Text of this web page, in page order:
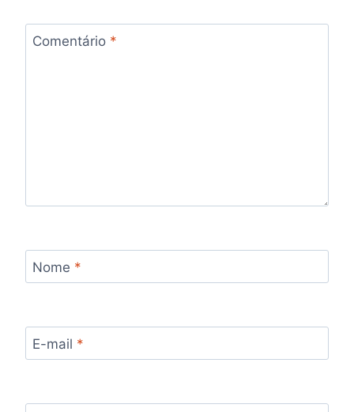
Comentário *
Nome *
E-mail *